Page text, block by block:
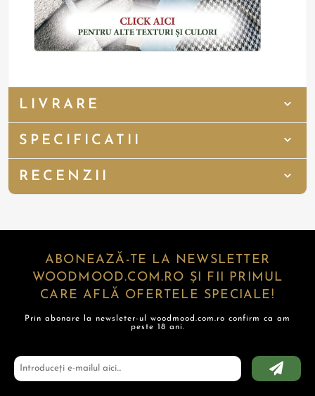
LIVRARE
SPECIFICATII
RECENZII
ABONEAZĂ-TE LA NEWSLETTER
WOODMOOD.COM.RO ȘI FII PRIMUL
CARE AFLĂ OFERTELE SPECIALE!
Prin abonare la newsleter-ul woodmood.com.ro confirm ca am
peste 18 ani.